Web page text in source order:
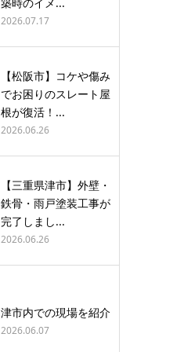
2026.07.17
【松阪市】コケや傷み
でお困りのスレート屋
根が復活！...
2026.06.26
【三重県津市】外壁・
鉄骨・雨戸塗装工事が
完了しまし...
2026.06.26
津市内での現場を紹介
2026.06.07